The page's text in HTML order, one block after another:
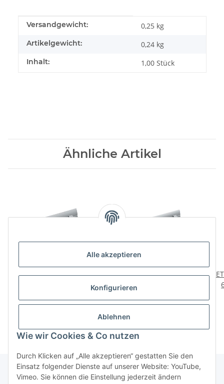
Alle akzeptieren
Konfigurieren
Ablehnen
Wie wir Cookies & Co nutzen
Durch Klicken auf „Alle akzeptieren“ gestatten Sie den
Einsatz folgender Dienste auf unserer Website: YouTube,
Vimeo. Sie können die Einstellung jederzeit ändern
Produkteigenschaft
Wert
Versandgewicht: 0,25 kg
Artikelgewicht: 0,24 kg
Inhalt: 1,00 Stück
Ähnliche Artikel
HETTICH 3er
HETTICH 4er
Hakenleiste, 293 x 62 x